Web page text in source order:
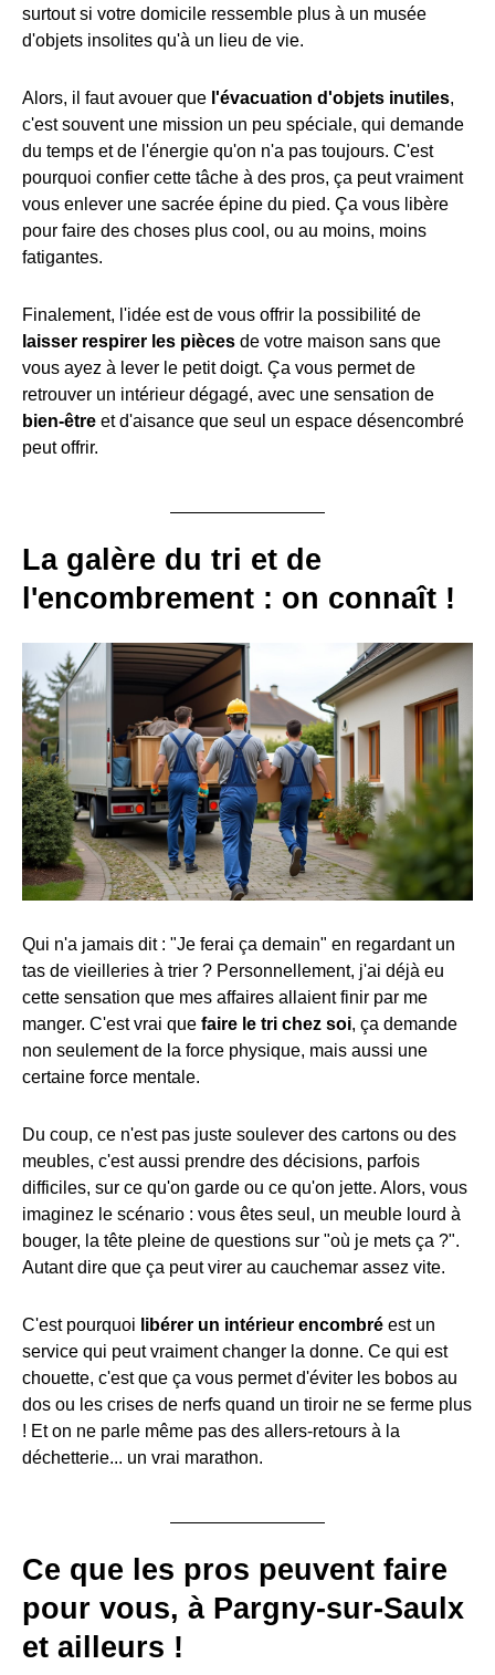
surtout si votre domicile ressemble plus à un musée
d'objets insolites qu'à un lieu de vie.
Alors, il faut avouer que l'évacuation d'objets inutiles,
c'est souvent une mission un peu spéciale, qui demande
du temps et de l'énergie qu'on n'a pas toujours. C'est
pourquoi confier cette tâche à des pros, ça peut vraiment
vous enlever une sacrée épine du pied. Ça vous libère
pour faire des choses plus cool, ou au moins, moins
fatigantes.
Finalement, l'idée est de vous offrir la possibilité de
laisser respirer les pièces de votre maison sans que
vous ayez à lever le petit doigt. Ça vous permet de
retrouver un intérieur dégagé, avec une sensation de
bien-être et d'aisance que seul un espace désencombré
peut offrir.
La galère du tri et de
l'encombrement : on connaît !
Qui n'a jamais dit : "Je ferai ça demain" en regardant un
tas de vieilleries à trier ? Personnellement, j'ai déjà eu
cette sensation que mes affaires allaient finir par me
manger. C'est vrai que faire le tri chez soi, ça demande
non seulement de la force physique, mais aussi une
certaine force mentale.
Du coup, ce n'est pas juste soulever des cartons ou des
meubles, c'est aussi prendre des décisions, parfois
difficiles, sur ce qu'on garde ou ce qu'on jette. Alors, vous
imaginez le scénario : vous êtes seul, un meuble lourd à
bouger, la tête pleine de questions sur "où je mets ça ?".
Autant dire que ça peut virer au cauchemar assez vite.
C'est pourquoi libérer un intérieur encombré est un
service qui peut vraiment changer la donne. Ce qui est
chouette, c'est que ça vous permet d'éviter les bobos au
dos ou les crises de nerfs quand un tiroir ne se ferme plus
! Et on ne parle même pas des allers-retours à la
déchetterie... un vrai marathon.
Ce que les pros peuvent faire
pour vous, à Pargny-sur-Saulx
et ailleurs !